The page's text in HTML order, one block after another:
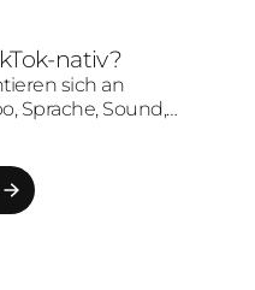
ist, dass der Trend
mit
verbunden
nativ?
sich an
Sprache, Sound,
wird.